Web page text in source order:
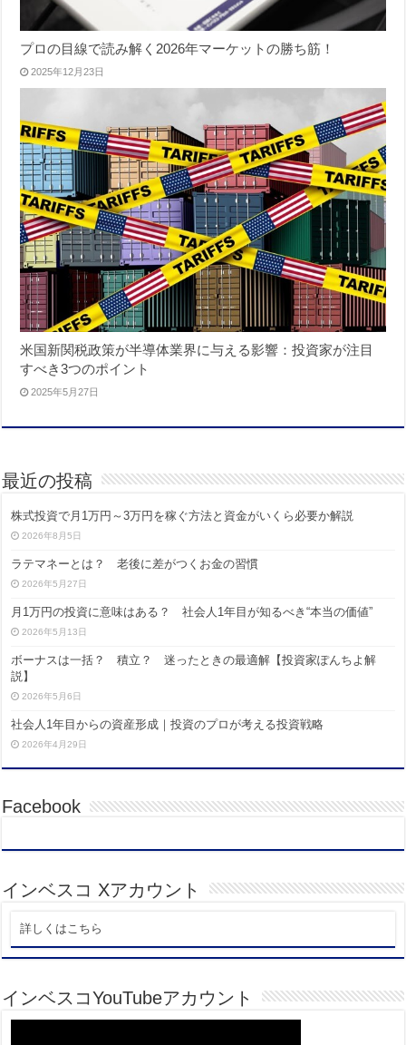
プロの目線で読み解く2026年マーケットの勝ち筋！
2025年12月23日
米国新関税政策が半導体業界に与える影響：投資家が注目
すべき3つのポイント
2025年5月27日
最近の投稿
株式投資で月1万円～3万円を稼ぐ方法と資金がいくら必要か解説
2026年8月5日
ラテマネーとは？ 老後に差がつくお金の習慣
2026年5月27日
月1万円の投資に意味はある？ 社会人1年目が知るべき“本当の価値”
2026年5月13日
ボーナスは一括？ 積立？ 迷ったときの最適解【投資家ぽんちよ解
説】
2026年5月6日
社会人1年目からの資産形成｜投資のプロが考える投資戦略
2026年4月29日
Facebook
インベスコ Xアカウント
詳しくはこちら
インベスコYouTubeアカウント